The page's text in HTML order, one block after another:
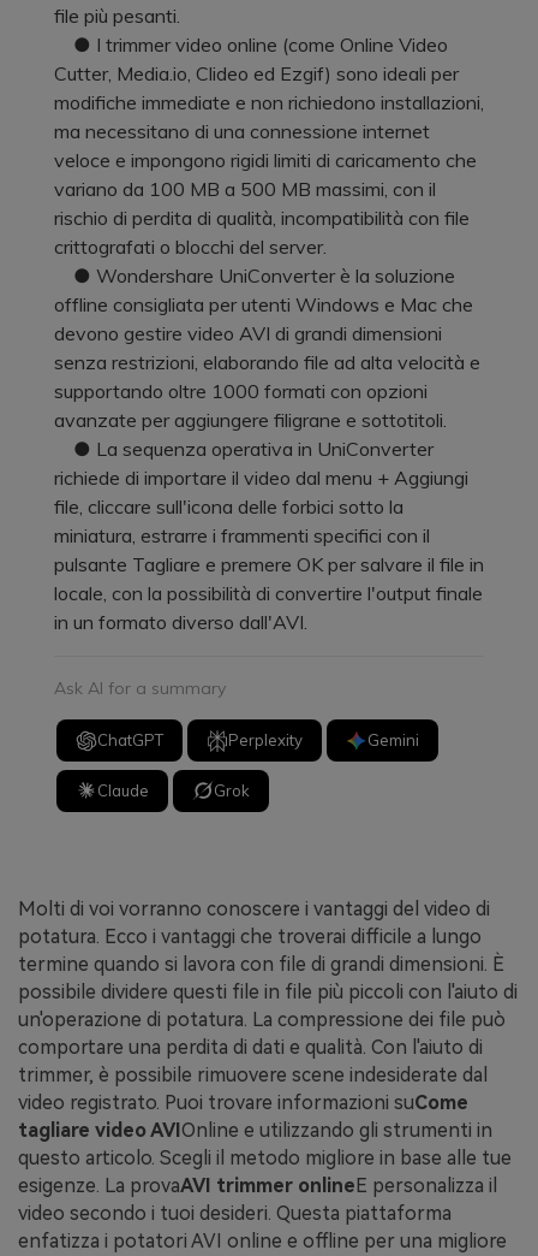
file più pesanti.
● I trimmer video online (come Online Video
Cutter, Media.io, Clideo ed Ezgif) sono ideali per
modifiche immediate e non richiedono installazioni,
ma necessitano di una connessione internet
veloce e impongono rigidi limiti di caricamento che
variano da 100 MB a 500 MB massimi, con il
rischio di perdita di qualità, incompatibilità con file
crittografati o blocchi del server.
● Wondershare UniConverter è la soluzione
offline consigliata per utenti Windows e Mac che
devono gestire video AVI di grandi dimensioni
senza restrizioni, elaborando file ad alta velocità e
supportando oltre 1000 formati con opzioni
avanzate per aggiungere filigrane e sottotitoli.
● La sequenza operativa in UniConverter
richiede di importare il video dal menu + Aggiungi
file, cliccare sull'icona delle forbici sotto la
miniatura, estrarre i frammenti specifici con il
pulsante Tagliare e premere OK per salvare il file in
locale, con la possibilità di convertire l'output finale
in un formato diverso dall'AVI.
Ask AI for a summary
ChatGPT Perplexity Gemini
Claude Grok
Molti di voi vorranno conoscere i vantaggi del video di
potatura. Ecco i vantaggi che troverai difficile a lungo
termine quando si lavora con file di grandi dimensioni. È
possibile dividere questi file in file più piccoli con l'aiuto di
un'operazione di potatura. La compressione dei file può
comportare una perdita di dati e qualità. Con l'aiuto di
trimmer, è possibile rimuovere scene indesiderate dal
video registrato. Puoi trovare informazioni suCome
tagliare video AVIOnline e utilizzando gli strumenti in
questo articolo. Scegli il metodo migliore in base alle tue
esigenze. La provaAVI trimmer onlineE personalizza il
video secondo i tuoi desideri. Questa piattaforma
enfatizza i potatori AVI online e offline per una migliore